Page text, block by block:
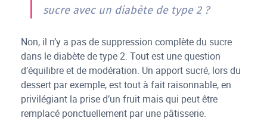
sucre avec un diabète de type 2 ?
Non, il n’y a pas de suppression complète du sucre
dans le diabète de type 2. Tout est une question
d’équilibre et de modération. Un apport sucré, lors du
dessert par exemple, est tout à fait raisonnable, en
privilégiant la prise d’un fruit mais qui peut être
remplacé ponctuellement par une pâtisserie.